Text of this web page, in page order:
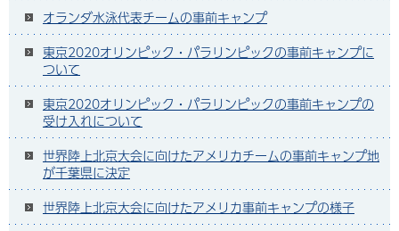
オランダ水泳代表チームの事前キャンプ
東京2020オリンピック・パラリンピックの事前キャンプに
ついて
東京2020オリンピック・パラリンピックの事前キャンプの
受け入れについて
世界陸上北京大会に向けたアメリカチームの事前キャンプ地
が千葉県に決定
世界陸上北京大会に向けたアメリカ事前キャンプの様子